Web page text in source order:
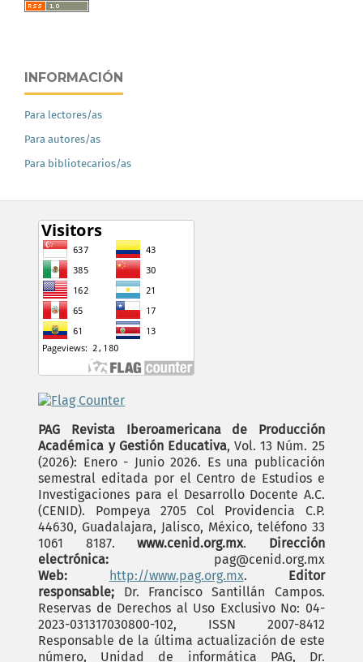
INFORMACIÓN
Para lectores/as
Para autores/as
Para bibliotecarios/as
PAG Revista Iberoamericana de Producción
Académica y Gestión Educativa, Vol. 13 Núm. 25
(2026): Enero - Junio 2026. Es una publicación
semestral editada por el Centro de Estudios e
Investigaciones para el Desarrollo Docente A.C.
(CENID). Pompeya 2705 Col Providencia C.P.
44630, Guadalajara, Jalisco, México, teléfono 33
1061 8187.www.cenid.org.mx. Dirección
electrónica: pag@cenid.org.mx
Web:
http://www.pag.org.mx.
Editor
responsable; Dr. Francisco Santillán Campos.
Reservas de Derechos al Uso Exclusivo No: 04-
2023-031317030800-102, ISSN 2007-8412
Responsable de la última actualización de este
número, Unidad de informática PAG, Dr.